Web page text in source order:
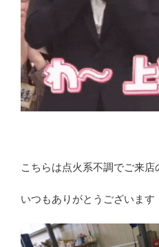
こちらは点火系不調でご来
いつもありがとうございます